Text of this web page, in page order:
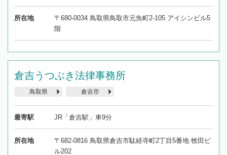
所在地
〒680-0034 鳥取県鳥取市元魚町2-105 アイシンビル5
階
倉吉うつぶき法律事務所
鳥取県 倉吉市
最寄駅 JR「倉吉駅」車9分
所在地
〒682-0816 鳥取県倉吉市駄経寺町2丁目5番地 牧田ビ
ル202